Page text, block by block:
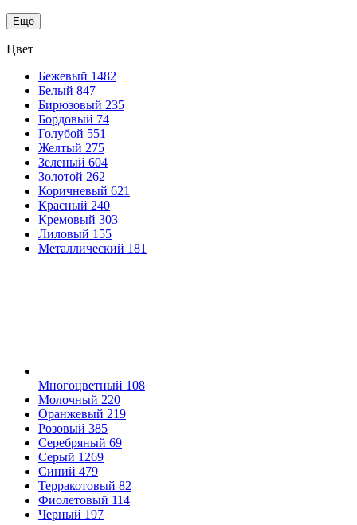
Ещё
Цвет
Бежевый 1482
Белый 847
Бирюзовый 235
Бордовый 74
Голубой 551
Желтый 275
Зеленый 604
Золотой 262
Коричневый 621
Красный 240
Кремовый 303
Лиловый 155
Металлический 181
Многоцветный 108
Молочный 220
Оранжевый 219
Розовый 385
Серебряный 69
Серый 1269
Синий 479
Терракотовый 82
Фиолетовый 114
Черный 197